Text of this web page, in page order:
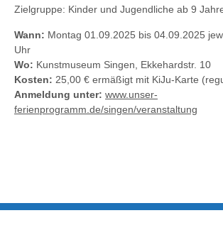
Zielgruppe: Kinder und Jugendliche ab 9
Wann: Montag 01.09.2025 bis 04.09.2025
Uhr
Wo: Kunstmuseum Singen, Ekkehardstr. 10
Kosten: 25,00 € ermäßigt mit KiJu-Karte
Anmeldung unter: www.unser-
ferienprogramm.de/singen/veranstaltung